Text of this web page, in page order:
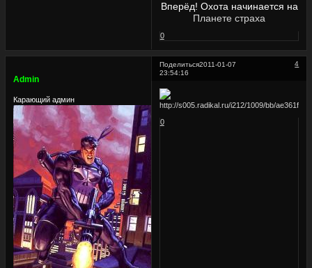
Вперёд! Охота начинается на
Планете страха
0
Поделиться 4
2011-01-07
23:54:16
Admin
Карающий админ
0